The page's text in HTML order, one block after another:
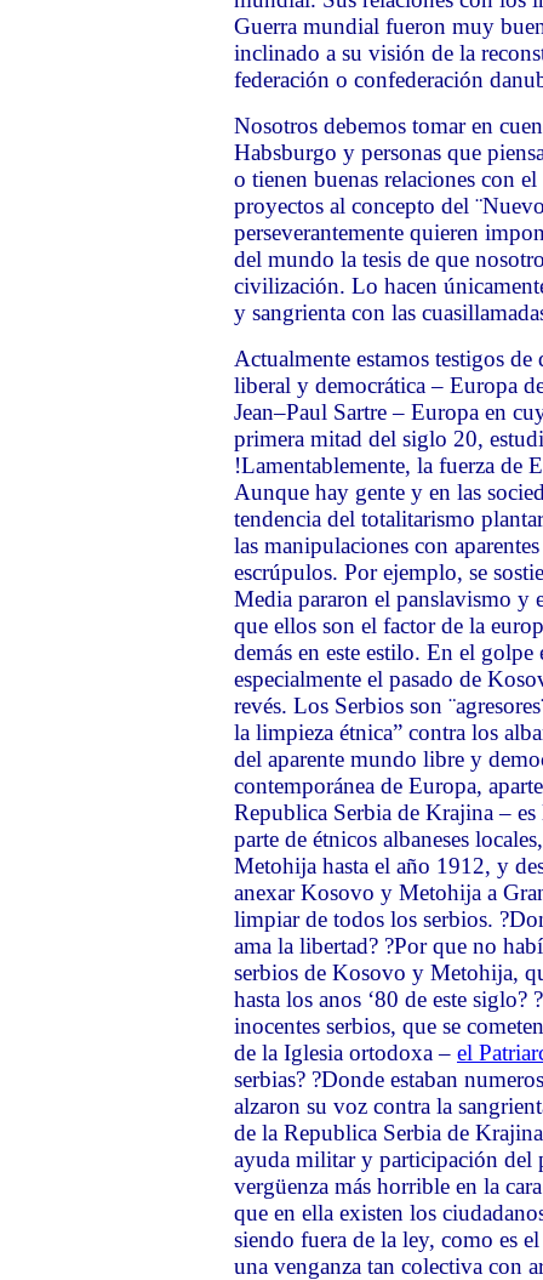
Guerra mundial fueron muy
inclinado a su visión de la
federación o confederación
Nosotros debemos tomar en
Habsburgo y personas que
o tienen buenas relaciones con
proyectos al concepto del
perseverantemente quieren
del mundo la tesis de que
civilización. Lo hacen
y sangrienta con las
Actualmente estamos testigos
liberal y democrática – Europa
Jean–Paul Sartre – Europa en
primera mitad del siglo 20,
!Lamentablemente, la fuerza de
Aunque hay gente y en las
tendencia del totalitarismo
las manipulaciones con
escrúpulos. Por ejemplo, se
Media pararon el panslavismo y
que ellos son el factor de la
demás en este estilo. En el
especialmente el pasado de
revés. Los Serbios son
la limpieza étnica” contra los
del aparente mundo libre y
contemporánea de Europa,
Republica Serbia de Krajina –
parte de étnicos albaneses
Metohija hasta el año 1912, y
anexar Kosovo y Metohija a
limpiar de todos los serbios.
ama la libertad? ?Por que no
serbios de Kosovo y Metohija,
hasta los anos ‘80 de este
inocentes serbios, que se
de la Iglesia ortodoxa – el
serbias? ?Donde estaban
alzaron su voz contra la
de la Republica Serbia de
ayuda militar y participación del
vergüenza más horrible en la
que en ella existen los
siendo fuera de la ley, como es
una venganza tan colectiva con